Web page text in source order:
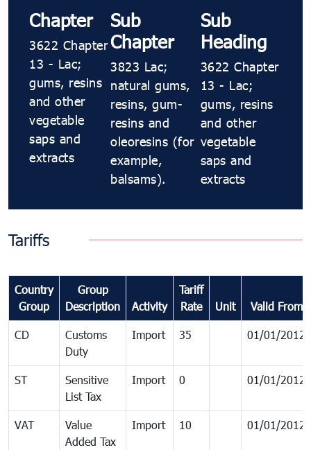
Chapter
3622 Chapter
13 - Lac;
gums, resins
and other
vegetable
saps and
extracts
Sub
Chapter
3823 Lac;
natural gums,
resins, gum​​​​​​-
resins and
oleoresins (for
example,
balsams).
Sub
Heading
3622 Chapter
13 - Lac;
gums, resins
and other
vegetable
saps and
extracts
Tariffs
Country
Group
Group
Description
Activity
Tariff
Rate
Unit Valid From
CD
Customs
Duty
Import 35 01/01/2012
ST
Sensitive
List Tax
Import 0 01/01/2012
VAT
Value
Added Tax
Import 10 01/01/2012